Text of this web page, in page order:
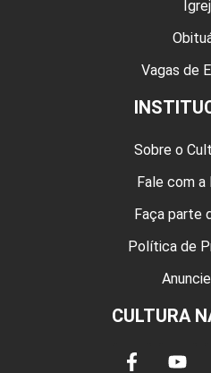
Vagas de
Sobre o
Fale com a
Faça parte
Política de
CULTURA